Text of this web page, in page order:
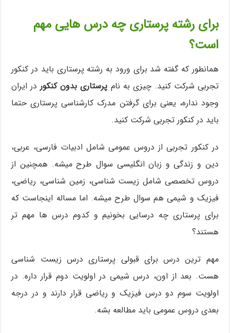
برای رشته پرستاری چه درس هایی مهم
است؟
همانطور که گفته شد برای ورود به رشته پرستاری باید در کنکور
تجربی شرکت کنید. چیزی به نام پرستاری بدون کنکوردر ایران
وجود نداره، یعنی برای گرفتن مدرک کارشناسی پرستاری حتما
باید در کنکور تجربی شرکت کنید.
در کنکور تجربی از دروس عمومی شامل ادبیات فارسی، عربی،
دین و زندگی و زبان انگلیسی سوال طرح میشه. همچنین از
دروس تخصصی شامل زیست شناسی، زمین شناسی، ریاضی،
فیزیک و شیمی هم سوال طرح میشه. اما مساله اینجاست که
برای پرستاری چه درسایی بخونیم و کدوم درس ها مهم تر
هستند؟
مهم ترین درس برای قبولی پرستاری درس زیست شناسی
هست. بعد از اون، درس شیمی در اولویت دوم قرار داره. در
اولویت سوم دو درس فیزیک و ریاضی قرار دارند و در درجه
بعدی دروس عمومی باید مطالعه بشه.